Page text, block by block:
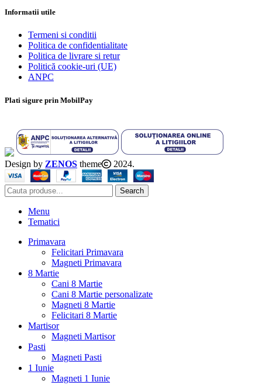
Informatii utile
Termeni si conditii
Politica de confidentialitate
Politica de livrare si retur
Politică cookie-uri (UE)
ANPC
Plati sigure prin MobilPay
Design by ZENOS theme 2024.
Search
Menu
Tematici
Primavara
Felicitari Primavara
Magneti Primavara
8 Martie
Cani 8 Martie
Cani 8 Martie personalizate
Magneti 8 Martie
Felicitari 8 Martie
Martisor
Magneti Martisor
Pasti
Magneti Pasti
1 Iunie
Magneti 1 Iunie